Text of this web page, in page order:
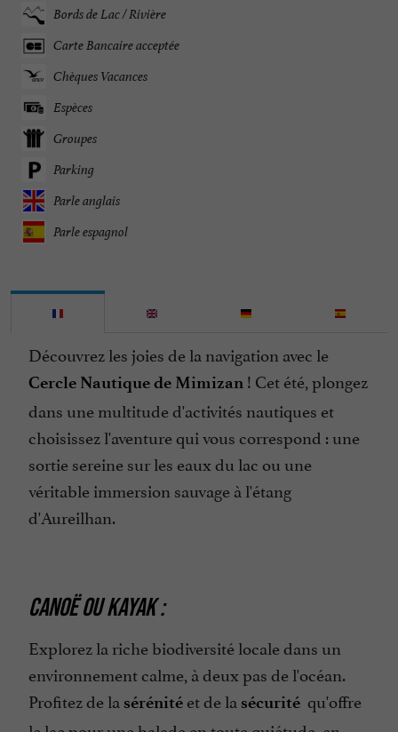
Bords de Lac / Rivière
Carte Bancaire acceptée
Chèques Vacances
Espèces
Groupes
Parking
Parle anglais
Parle espagnol
Découvrez les joies de la navigation avec le
Cercle Nautique de Mimizan ! Cet été, plongez
dans une multitude d'activités nautiques et
choisissez l'aventure qui vous correspond : une
sortie sereine sur les eaux du lac ou une
véritable immersion sauvage à l'étang
d'Aureilhan.
CANOË OU KAYAK :
Explorez la riche biodiversité locale dans un
environnement calme, à deux pas de l'océan.
Profitez de la sérénité et de la sécurité qu'offre